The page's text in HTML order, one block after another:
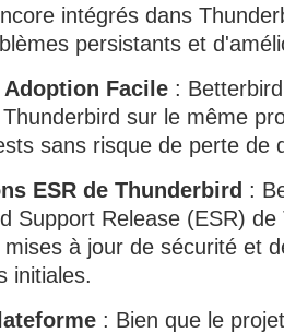
intégrés dans
persistants et
Facile :
sur le même
sans risque de perte de
ESR de Thunderbird :
Support Release (ESR)
à jour de sécurité et
initiales.
: Bien que le